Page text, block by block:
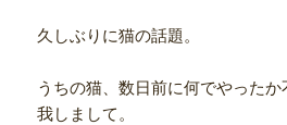
久しぶりに猫の話題。
うちの猫、数日前に何でやった
我しまして。